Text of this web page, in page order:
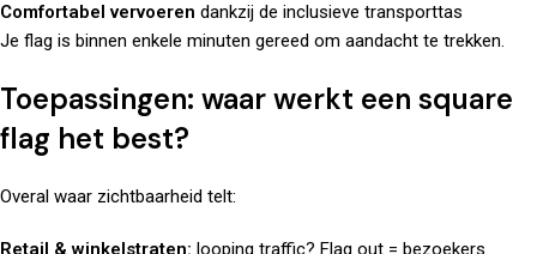
Comfortabel vervoeren dankzij de inclusieve transporttas
Je flag is binnen enkele minuten gereed om aandacht te trekken.
Toepassingen: waar werkt een square
flag het best?
Overal waar zichtbaarheid telt:
Retail & winkelstraten: looping traffic? Flag out = bezoekers